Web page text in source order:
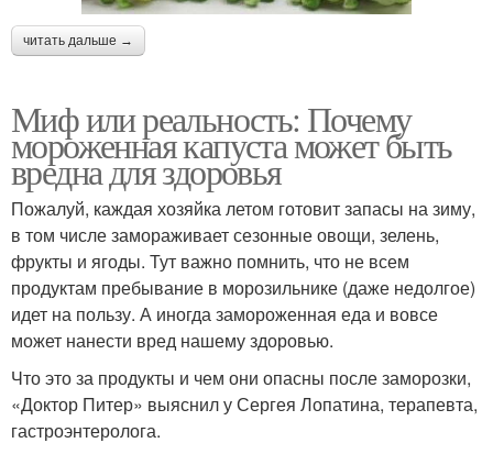
читать дальше →
Миф или реальность: Почему
мороженная капуста может быть
вредна для здоровья
Пожалуй, каждая хозяйка летом готовит запасы на зиму,
в том числе замораживает сезонные овощи, зелень,
фрукты и ягоды. Тут важно помнить, что не всем
продуктам пребывание в морозильнике (даже недолгое)
идет на пользу. А иногда замороженная еда и вовсе
может нанести вред нашему здоровью.
Что это за продукты и чем они опасны после заморозки,
«Доктор Питер» выяснил у Сергея Лопатина, терапевта,
гастроэнтеролога.